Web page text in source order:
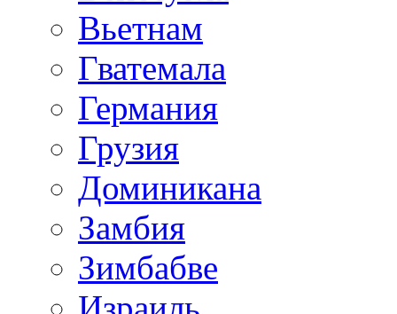
Вьетнам
Гватемала
Германия
Грузия
Доминикана
Замбия
Зимбабве